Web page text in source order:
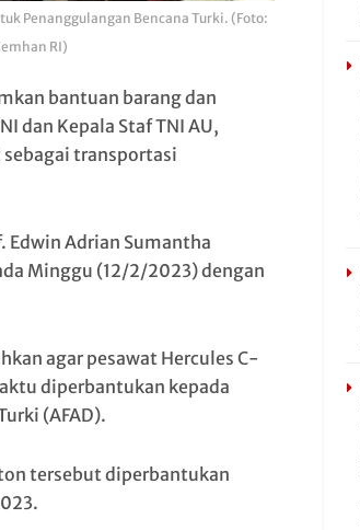
Penanggulangan Bencana Turki. (Foto:
RI)
bantuan barang dan
dan Kepala Staf TNI AU,
transportasi
Edwin Adrian Sumantha
Minggu (12/2/2023) dengan
agar pesawat Hercules C-
diperbantukan kepada
(AFAD).
tersebut diperbantukan